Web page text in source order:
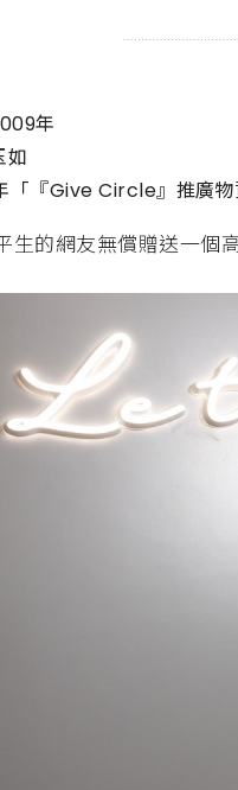
年
如
「『Give Circle』推廣物
生的網友無償贈送一個